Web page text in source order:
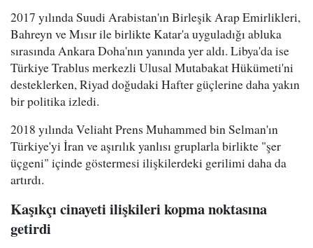
2017 yılında Suudi Arabistan'ın Birleşik Arap Emirlikleri,
Bahreyn ve Mısır ile birlikte Katar'a uyguladığı abluka
sırasında Ankara Doha'nın yanında yer aldı. Libya'da ise
Türkiye Trablus merkezli Ulusal Mutabakat Hükümeti'ni
desteklerken, Riyad doğudaki Hafter güçlerine daha yakın
bir politika izledi.
2018 yılında Veliaht Prens Muhammed bin Selman'ın
Türkiye'yi İran ve aşırılık yanlısı gruplarla birlikte "şer
üçgeni" içinde göstermesi ilişkilerdeki gerilimi daha da
artırdı.
Kaşıkçı cinayeti ilişkileri kopma noktasına
getirdi